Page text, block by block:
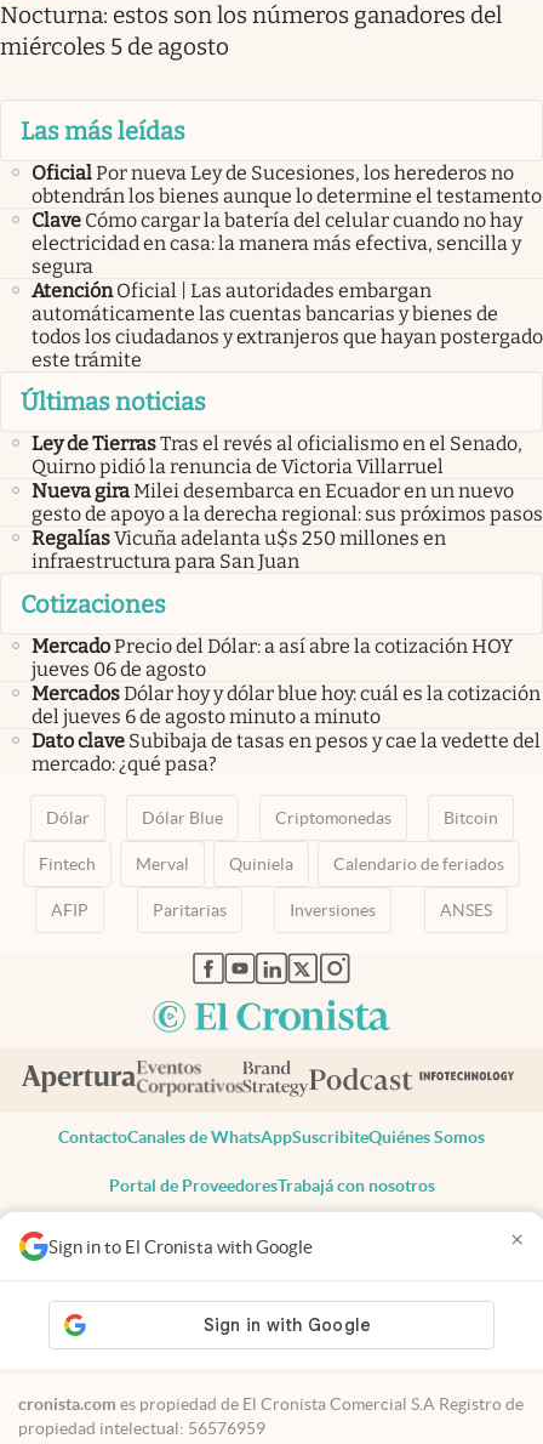
Sign in to El Cronista with Google ×
Nocturna: estos son los números ganadores del
miércoles 5 de agosto
Las más leídas
OficialPor nueva Ley de Sucesiones, los herederos no
obtendrán los bienes aunque lo determine el testamento
Clave Cómo cargar la batería del celular cuando no hay
electricidad en casa: la manera más efectiva, sencilla y
segura
Atención Oficial | Las autoridades embargan
automáticamente las cuentas bancarias y bienes de
todos los ciudadanos y extranjeros que hayan postergado
este trámite
Últimas noticias
Ley de TierrasTras el revés al oficialismo en el Senado,
Quirno pidió la renuncia de Victoria Villarruel
Nueva giraMilei desembarca en Ecuador en un nuevo
gesto de apoyo a la derecha regional: sus próximos pasos
RegalíasVicuña adelanta u$s 250 millones en
infraestructura para San Juan
Cotizaciones
MercadoPrecio del Dólar: a así abre la cotización HOY
jueves 06 de agosto
MercadosDólar hoy y dólar blue hoy: cuál es la cotización
del jueves 6 de agosto minuto a minuto
Dato clave Subibaja de tasas en pesos y cae la vedette del
mercado: ¿qué pasa?
Dólar Dólar Blue Criptomonedas Bitcoin
Fintech Merval Quiniela Calendario de feriados
AFIP Paritarias Inversiones ANSES
abre en nueva pestaña
abre en nueva pestaña
abre en nueva pestaña
abre en nueva pestaña
abre en nueva pestaña
ContactoCanales de WhatsAppSuscribiteQuiénes Somos
Portal de ProveedoresTrabajá con nosotros
Todos los derechos reservados
Privacidad
Consentimiento
Tel:+54 11 7078-3270
cronista.com es propiedad de El Cronista Comercial S.A Registro de
propiedad intelectual: 56576959